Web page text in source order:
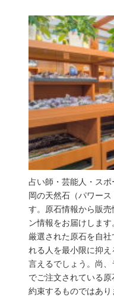
占い師・芸能人・ス
岡の天然石（パワー
す。原石情報から販
ン情報をお届けしま
厳選された原石を自
れる人を最小限に抑
言えるでしょう。尚
でご注文されている
約束するものではあり